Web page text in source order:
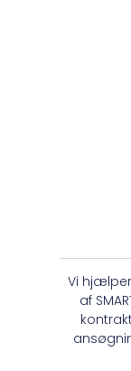
Vi
af